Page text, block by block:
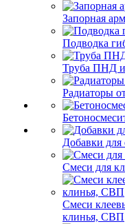
Запорная
Подводка
Труба ПНД
Радиаторы
Добавки для
Смеси для
Смеси
клинья, СВП